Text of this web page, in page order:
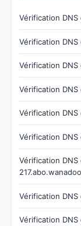
Vérification
Vérification
Vérification
Vérification
Vérification
Vérification
Vérification
Vérification
Vérification